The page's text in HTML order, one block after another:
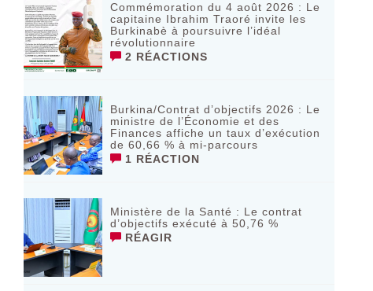
Commémoration du 4 août 2026 : Le
capitaine Ibrahim Traoré invite les
Burkinabè à poursuivre l’idéal
révolutionnaire ‎
2 RÉACTIONS
Burkina/Contrat d’objectifs 2026 : Le
ministre de l’Économie et des
Finances affiche un taux d’exécution
de 60,66 % à mi-parcours
1 RÉACTION
Ministère de la Santé : Le contrat
d’objectifs exécuté à 50,76 %
RÉAGIR